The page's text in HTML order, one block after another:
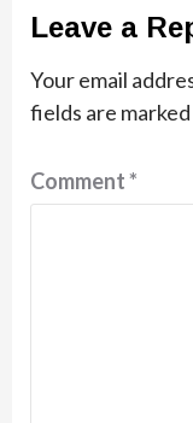
Leave a
Your email
fields are marked
Comment*